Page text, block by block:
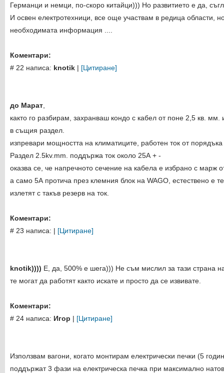
Германци и немци, по-скоро китайци))) Но развитието е да,
И освен електротехници, все още участвам в редица области,
необходимата информация ....
Коментари:
# 22 написа: knotik | [Цитиране]
до Марат
както го разбирам, захранваш кондо с кабел от поне 2,5 кв. мм.
в същия раздел.
изпревари мощността на климатиците, работен ток от
Раздел 2.5kv.mm. поддържа ток около 25А + -
оказва се, че напречното сечение на кабела е избрано с марж
а само 5А протича през клемния блок на WAGO, естествено е
излетят с такъв резерв на ток.
Коментари:
# 23 написа: | [Цитиране]
knotik)))) Е, да, 500% е шега))) Не съм мислил за тази страна
те могат да работят както искате и просто да се извивате.
Коментари:
# 24 написа: Игор | [Цитиране]
Използвам вагони, когато монтирам електрически печки (5
поддържат 3 фази на електрическа печка при максимално